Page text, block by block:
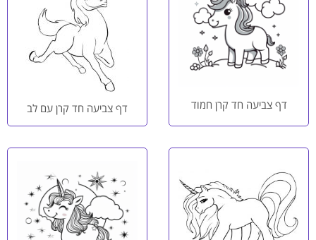
דף צביעה חד קרן חמוד דף צביעה חד קרן עם לב